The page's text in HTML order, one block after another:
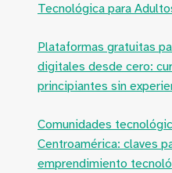
Tecnológica para
Plataformas gratuitas
digitales desde cero:
principiantes sin
Comunidades
Centroamérica: claves
emprendimiento